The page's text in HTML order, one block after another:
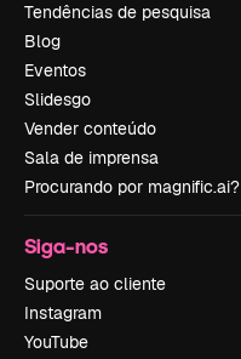
Tendências de pesquisa
Blog
Eventos
Slidesgo
Vender conteúdo
Sala de imprensa
Procurando por magnific.ai?
Siga-nos
Suporte ao cliente
Instagram
YouTube